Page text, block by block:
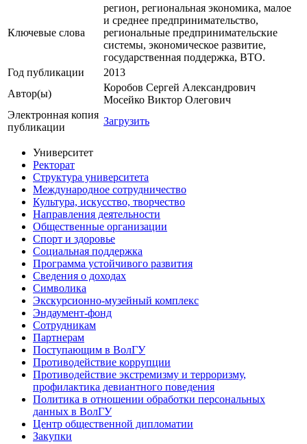
Ключевые cлова
регион, региональная экономика, малое
и среднее предпринимательство,
региональные предпринимательские
системы, экономическое развитие,
государственная поддержка, ВТО.
Год публикации
2013
Автор(ы)
Коробов Сергей Александрович
Мосейко Виктор Олегович
Электронная копия
публикации
Загрузить
Университет
Ректорат
Структура университета
Международное сотрудничество
Культура, искусство, творчество
Направления деятельности
Общественные организации
Спорт и здоровье
Социальная поддержка
Программа устойчивого развития
Сведения о доходах
Символика
Экскурсионно-музейный комплекс
Эндаумент-фонд
Сотрудникам
Партнерам
Поступающим в ВолГУ
Противодействие коррупции
Противодействие экстремизму и терроризму,
профилактика девиантного поведения
Политика в отношении обработки персональных
данных в ВолГУ
Центр общественной дипломатии
Закупки